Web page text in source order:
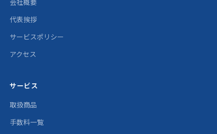
会社概要
代表挨拶
サービスポリシー
アクセス
サービス
取扱商品
手数料一覧